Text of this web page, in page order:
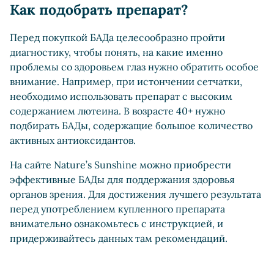
Как подобрать препарат?
Перед покупкой БАДа целесообразно пройти
диагностику, чтобы понять, на какие именно
проблемы со здоровьем глаз нужно обратить особое
внимание. Например, при истончении сетчатки,
необходимо использовать препарат с высоким
содержанием лютеина. В возрасте 40+ нужно
подбирать БАДы, содержащие большое количество
активных антиоксидантов.
На сайте Nature’s Sunshine можно приобрести
эффективные БАДы для поддержания здоровья
органов зрения. Для достижения лучшего результата
перед употреблением купленного препарата
внимательно ознакомьтесь с инструкцией, и
придерживайтесь данных там рекомендаций.